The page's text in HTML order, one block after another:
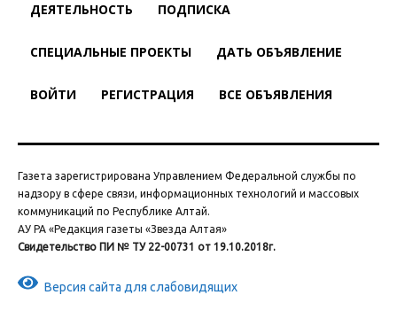
ДЕЯТЕЛЬНОСТЬ ПОДПИСКА
СПЕЦИАЛЬНЫЕ ПРОЕКТЫ ДАТЬ ОБЪЯВЛЕНИЕ
ВОЙТИ РЕГИСТРАЦИЯ ВСЕ ОБЪЯВЛЕНИЯ
Газета зарегистрирована Управлением Федеральной службы по
надзору в сфере связи, информационных технологий и массовых
коммуникаций по Республике Алтай.
АУ РА «Редакция газеты «Звезда Алтая»
Свидетельство ПИ № ТУ 22-00731 от 19.10.2018г.
Версия сайта для слабовидящих